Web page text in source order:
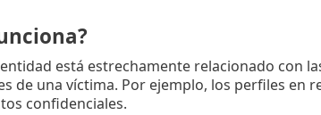
está estrechamente relacionado con
de una víctima. Por ejemplo, los perfiles en
confidenciales.